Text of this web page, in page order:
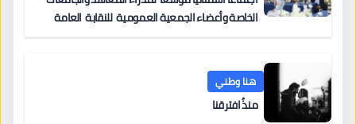
الخاصة وأعضاء الجمعية العمومية للنقابة العامة
هنا وطني
منذُ افترقنا